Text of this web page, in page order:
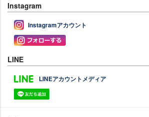
Instagram
Instagramアカウント
LINE
LINEアカウントメディア